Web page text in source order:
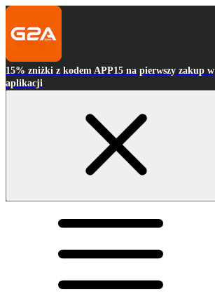
15% zniżki z kodem APP15 na pierwszy zakup w
aplikacji